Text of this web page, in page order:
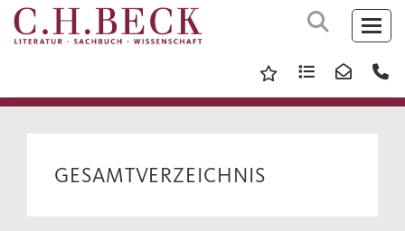
GESAMTVERZEICHNIS